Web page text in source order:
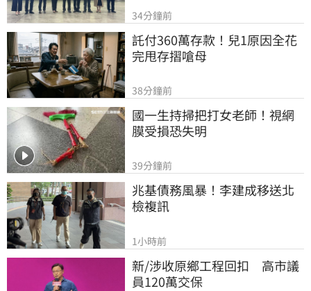
34分鐘前
託付360萬存款！兒1原因全花
完甩存摺嗆母
38分鐘前
國一生持掃把打女老師！視網
膜受損恐失明
39分鐘前
兆基債務風暴！李建成移送北
檢複訊
1小時前
新/涉收原鄉工程回扣　高市議
員120萬交保